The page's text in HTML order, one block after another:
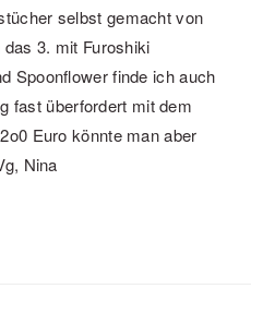
selbst gemacht von
3. mit Furoshiki
Spoonflower finde ich auch
fast überfordert mit dem
Euro könnte man aber
Nina